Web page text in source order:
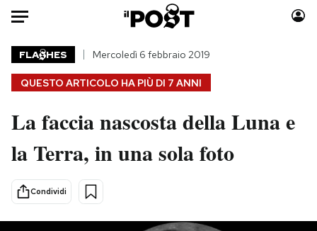
Auto
HOME
Italia
Politica
Tecnologia
Internet
Scienza
Moda
Consumismi
Media
QUESTO ARTICOLO HA PIÙ DI 7 ANNI
FLA HES Mercoledì 6 febbraio 2019
La faccia nascosta della Luna e
la Terra, in una sola foto
Condividi